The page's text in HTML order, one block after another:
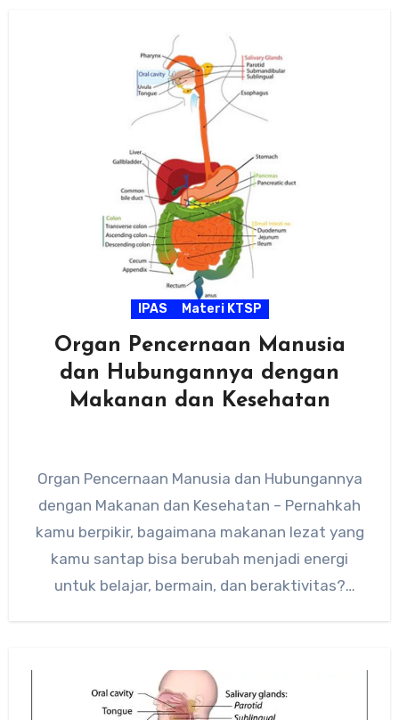
IPAS Materi KTSP
Organ Pencernaan Manusia
dan Hubungannya dengan
Makanan dan Kesehatan
Organ Pencernaan Manusia dan Hubungannya
dengan Makanan dan Kesehatan – Pernahkah
kamu berpikir, bagaimana makanan lezat yang
kamu santap bisa berubah menjadi energi
untuk belajar, bermain, dan beraktivitas?